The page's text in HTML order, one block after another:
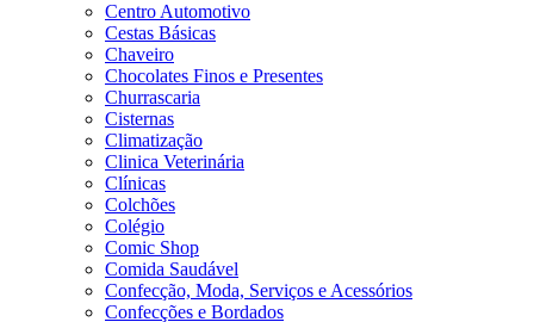
Centro Automotivo
Cestas Básicas
Chaveiro
Chocolates Finos e Presentes
Churrascaria
Cisternas
Climatização
Clinica Veterinária
Clínicas
Colchões
Colégio
Comic Shop
Comida Saudável
Confecção, Moda, Serviços e Acessórios
Confecções e Bordados